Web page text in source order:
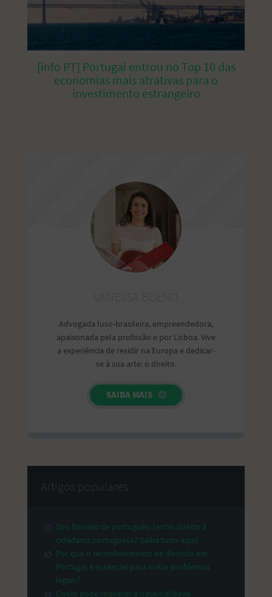
[info PT] Portugal entrou no Top 10 das
economias mais atrativas para o
investimento estrangeiro
Advogada luso-brasileira, empreendedora,
apaixonada pela profissão e por Lisboa. Vive
a experiência de residir na Europa e dedicar-
se à sua arte: o direito.
SAIBA MAIS
Artigos populares
Sou bisneto de português: tenho direito à
cidadania portuguesa? Saiba tudo aqui!
Por que o reconhecimento de divórcio em
Portugal é essencial para evitar problemas
legais?
Quem pode requerer a nacionalidade